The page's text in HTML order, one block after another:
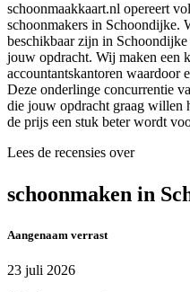
schoonmaakkaart.nl opereert
schoonmakers in Schoondijke.
beschikbaar zijn in
jouw opdracht. Wij maken een
accountantskantoren waardoor
Deze onderlinge concurrentie
die jouw opdracht graag willen
de prijs een stuk beter wordt
Lees de recensies over
schoonmaken in
Aangenaam verrast
23 juli 2026